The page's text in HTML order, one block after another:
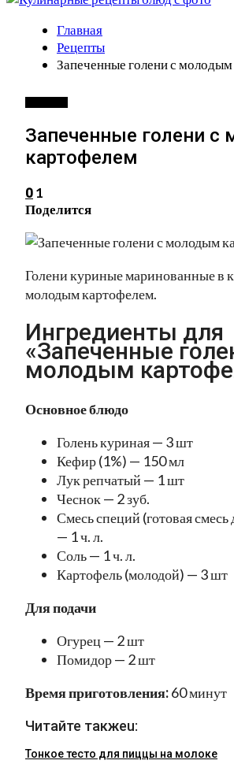
Главная
Рецепты
Запеченные голени с
Запеченные голени
картофелем
0 1
Поделится
Голени куриные маринованные в
молодым картофелем.
Ингредиенты для
«Запеченные
молодым
Основное блюдо
Голень куриная — 3 шт
Кефир (1%) — 150 мл
Лук репчатый — 1 шт
Чеснок — 2 зуб.
Смесь специй (готовая
— 1 ч. л.
Соль — 1 ч. л.
Картофель (молодой) — 3 шт
Для подачи
Огурец — 2 шт
Помидор — 2 шт
Время приготовления:60 минут
Читайте такжеu:
Тонкое тесто для пиццы на молоке